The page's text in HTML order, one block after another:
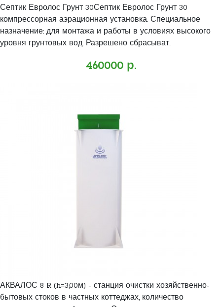
Септик Евролос Грунт 30Септик Евролос Грунт 30
компрессорная аэрационная установка. Специальное
назначение: для монтажа и работы в условиях высокого
уровня грунтовых вод. Разрешено сбрасыват..
460000 р.
АКВАЛОС 8 R (h=3,00м) - станция очистки хозяйственно-
бытовых стоков в частных коттеджах, количество